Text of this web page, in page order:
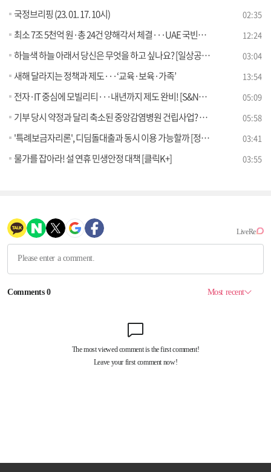
국정브리핑 (23. 01. 17. 10시) 02:35
최소 7조 5천억 원·총 24건 양해각서 체결···UAE 국빈방문 주요 성과는? 12:24
하늘색 하늘 아래서 당신은 무엇을 하고 싶나요? [일상공감365] 03:04
새해 달라지는 정책과 제도···‘교육·보육·가족’ 13:54
전자·IT 중심에 모빌리티···내년까지 제도 완비! [S&News] 05:09
기부 당시 약정과 달리 축소된 중앙감염병원 건립사업? 오해와 진실은 [정책 바로보기] 05:58
'특례보금자리론', 디딤돌대출과 동시 이용 가능할까 [정책 바로보기] 03:41
물가를 잡아라! 설 연휴 민생안정 대책 [클릭K+] 03:55